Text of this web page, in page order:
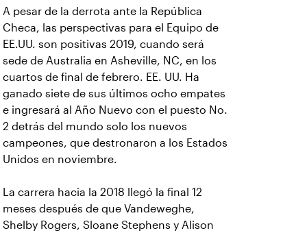
A pesar de la derrota ante la República
Checa, las perspectivas para el Equipo de
EE.UU. son positivas 2019, cuando será
sede de Australia en Asheville, NC, en los
cuartos de final de febrero. EE. UU. Ha
ganado siete de sus últimos ocho empates
e ingresará al Año Nuevo con el puesto No.
2 detrás del mundo solo los nuevos
campeones, que destronaron a los Estados
Unidos en noviembre.
La carrera hacia la 2018 llegó la final 12
meses después de que Vandeweghe,
Shelby Rogers, Sloane Stephens y Alison